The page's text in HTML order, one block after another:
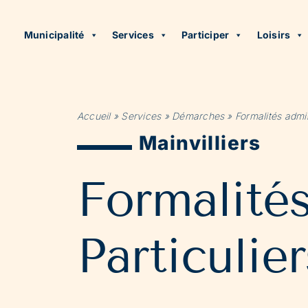
Municipalité Services Participer Loisirs
Accueil» Services» Démarches» Formalités
Mainvilliers